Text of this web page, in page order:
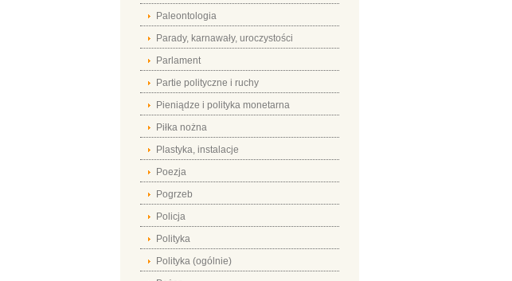
Paleontologia
Parady, karnawały, uroczystości
Parlament
Partie polityczne i ruchy
Pieniądze i polityka monetarna
Piłka nożna
Plastyka, instalacje
Poezja
Pogrzeb
Policja
Polityka
Polityka (ogólnie)